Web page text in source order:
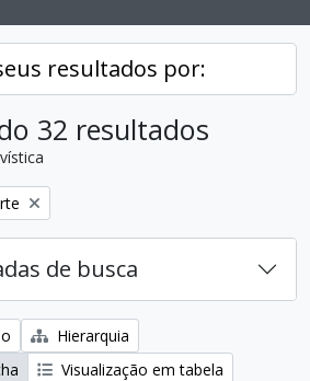
resultados por:
32 resultados
de busca
Hierarquia
Visualização em tabela